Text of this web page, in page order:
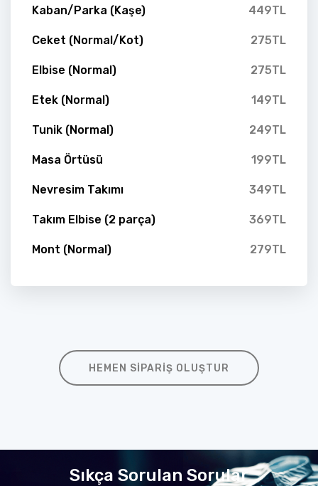
Kaban/Parka (Kaşe) 449TL
Ceket (Normal/Kot) 275TL
Elbise (Normal) 275TL
Etek (Normal) 149TL
Tunik (Normal) 249TL
Masa Örtüsü 199TL
Nevresim Takımı 349TL
Takım Elbise (2 parça) 369TL
Mont (Normal) 279TL
HEMEN SIPARIŞ OLUŞTUR
Sıkça Sorulan Sorular